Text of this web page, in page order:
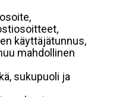
käyttäjätunnus,
mahdollinen
sukupuoli ja